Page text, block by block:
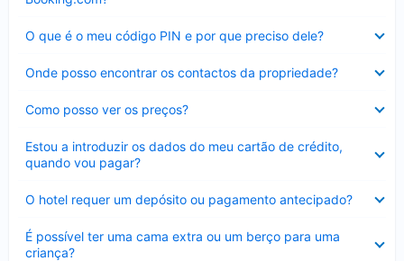
O que é o meu código PIN e por que preciso dele?
fechado
Onde posso encontrar os contactos da propriedade?
fechado
Como posso ver os preços?
fechado
Estou a introduzir os dados do meu cartão de crédito,
quando vou pagar?
fechado
O hotel requer um depósito ou pagamento antecipado?
fechado
É possível ter uma cama extra ou um berço para uma
criança?
Elemento
fechado